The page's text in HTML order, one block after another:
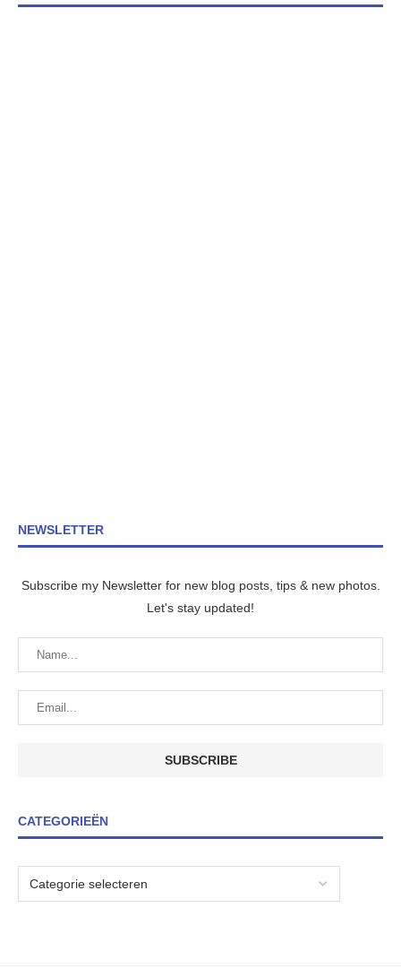
NEWSLETTER
Subscribe my Newsletter for new blog posts, tips & new photos.
Let's stay updated!
CATEGORIEËN